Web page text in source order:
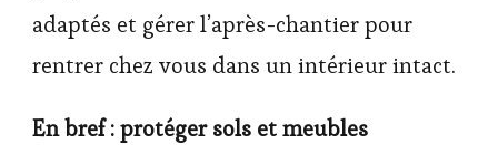
adaptés et gérer l’après-chantier pour
rentrer chez vous dans un intérieur intact.
En bref : protéger sols et meubles